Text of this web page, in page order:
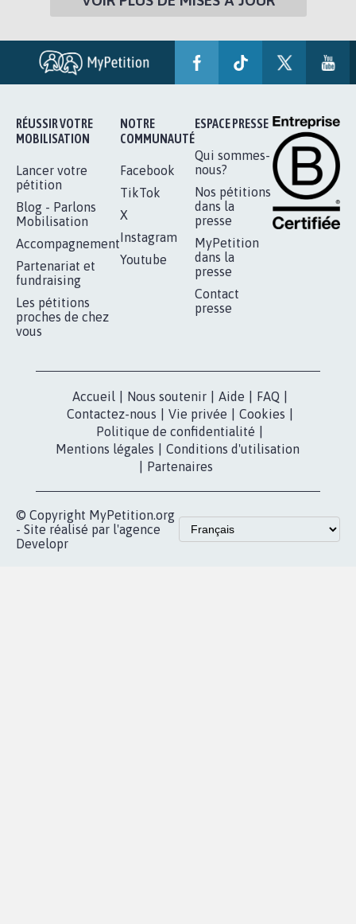
RÉUSSIR VOTRE
MOBILISATION
Lancer votre
pétition
Blog - Parlons
Mobilisation
Accompagnement
Partenariat et
fundraising
Les pétitions
proches de chez
vous
NOTRE
COMMUNAUTÉ
Facebook
TikTok
X
Instagram
Youtube
ESPACE PRESSE
Qui sommes-
nous?
Nos pétitions
dans la
presse
MyPetition
dans la
presse
Contact
presse
Accueil Nous soutenir Aide FAQ
Contactez-nous
Vie privée Cookies
Politique de confidentialité
Mentions légales
Conditions d'utilisation
Partenaires
© Copyright MyPetition.org
- Site réalisé par l'agence
Developr